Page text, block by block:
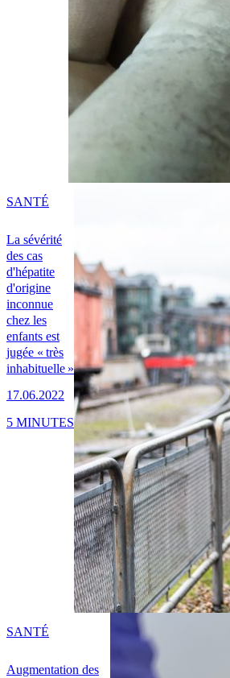
La sévérité
des cas
d'hépatite
d'origine
inconnue
chez les
enfants est
jugée « très
inhabituelle »
17.06.2022
SANTÉ
5 MINUTES
Augmentation des
SANTÉ